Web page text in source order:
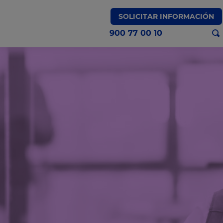
SOLICITAR INFORMACIÓN
900 77 00 10